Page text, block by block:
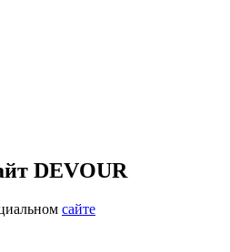
DEVOUR
сайте